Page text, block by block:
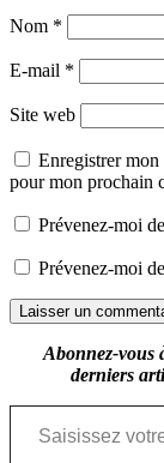
Nom *
E-mail *
Site web
Enregistrer
pour mon prochain
Prévenez-moi
Prévenez-moi
Abonnez-vous
derniers
Saisissez votre adresse e-mail…